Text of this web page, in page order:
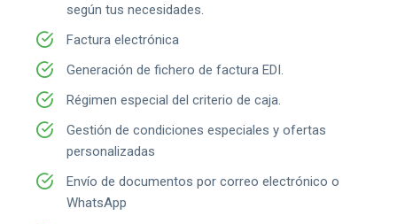
según tus necesidades.
Factura electrónica
Generación de fichero de factura EDI.
Régimen especial del criterio de caja.
Gestión de condiciones especiales y ofertas
personalizadas
Envío de documentos por correo electrónico o
WhatsApp